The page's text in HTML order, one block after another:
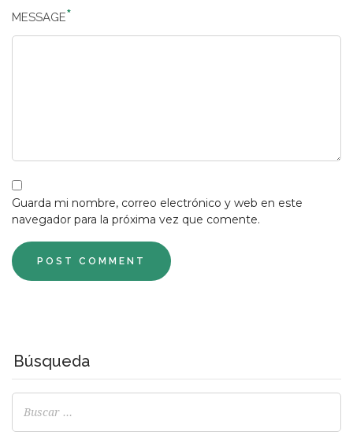
MESSAGE
Guarda mi nombre, correo electrónico y web en este
navegador para la próxima vez que comente.
Búsqueda